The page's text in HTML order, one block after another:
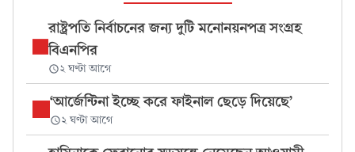
রাষ্ট্রপতি নির্বাচনের জন্য দুটি মনোনয়নপত্র সংগ্রহ
বিএনপির
২ ঘণ্টা আগে
‘আর্জেন্টিনা ইচ্ছে করে ফাইনাল ছেড়ে দিয়েছে’
২ ঘণ্টা আগে